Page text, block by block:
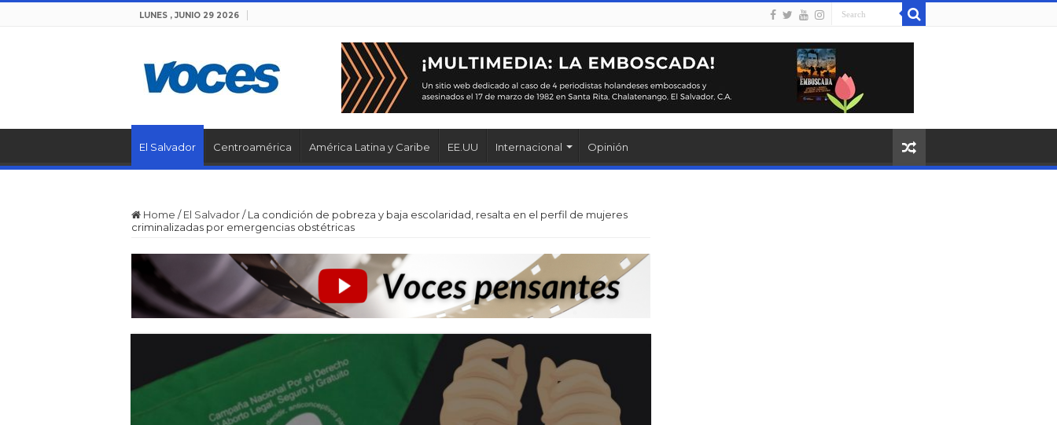
LUNES , JUNIO 29 2026
El Salvador Centroamérica América Latina y Caribe EE.UU Internacional Opinión
Home / El Salvador/ La condición de pobreza y baja escolaridad, resalta en el perfil de mujeres
criminalizadas por emergencias obstétricas